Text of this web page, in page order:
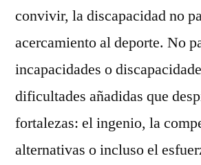
convivir, la discapacidad no
acercamiento al deporte. No
incapacidades o
dificultades añadidas que
fortalezas: el ingenio, la
alternativas o incluso el